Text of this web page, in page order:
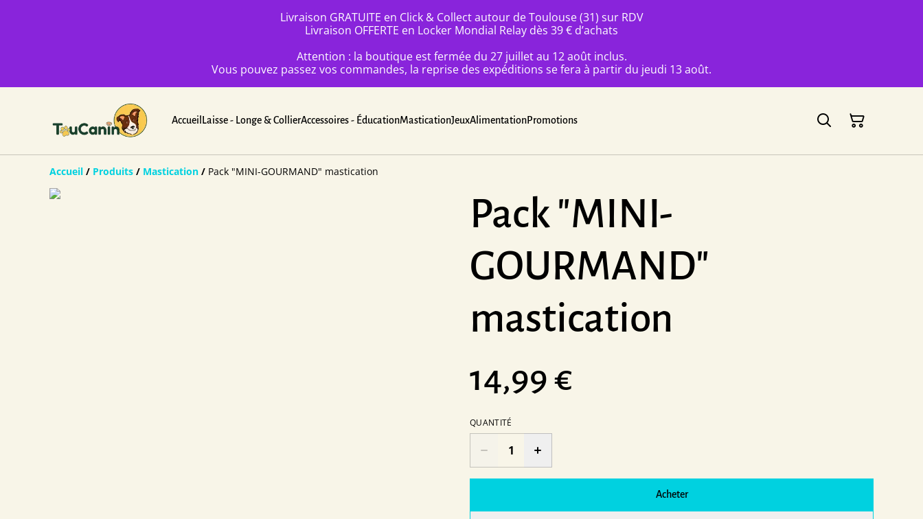
Livraison GRATUITE en Click & Collect autour de Toulouse (31) sur RDV
Livraison OFFERTE en Locker Mondial Relay dès 39 € d’achats
Attention : la boutique est fermée du 27 juillet au 12 août inclus.
Vous pouvez passez vos commandes, la reprise des expéditions se fera à partir du jeudi 13 août.
AccueilLaisse - Longe & CollierAccessoires - ÉducationMasticationJeuxAlimentationPromotions
Accueil / Produits / Mastication / Pack "MINI-GOURMAND" mastication
Pack "MINI-
GOURMAND"
mastication
14,99 €
QUANTITÉ
Acheter